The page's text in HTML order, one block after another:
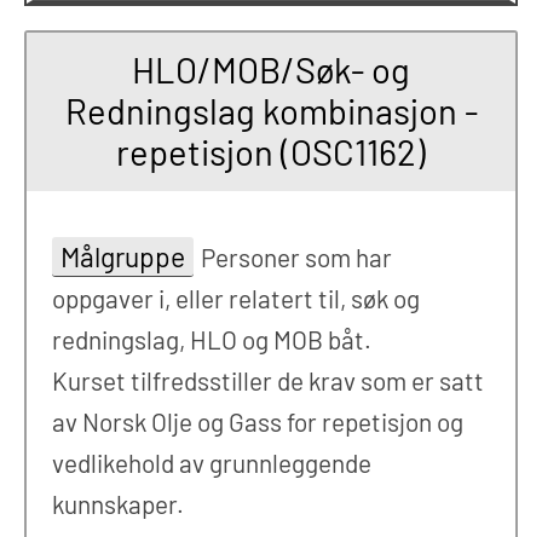
HLO/MOB/Søk- og
Redningslag kombinasjon -
repetisjon (OSC1162)
Målgruppe Personer som har
oppgaver i, eller relatert til, søk og
redningslag, HLO og MOB båt.
Kurset tilfredsstiller de krav som er satt
av Norsk Olje og Gass for repetisjon og
vedlikehold av grunnleggende
kunnskaper.